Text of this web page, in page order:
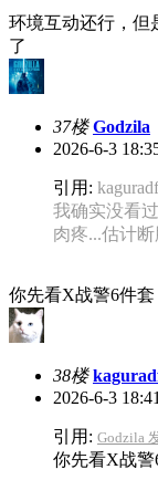
环境互动还行，但
了
37楼 Godzila
2026-6-3
引用:
我确实没看
肉疼...估计
你先看X战警6件
38楼
2026-6-3 18:41
引用: Godzila
你先看X战警